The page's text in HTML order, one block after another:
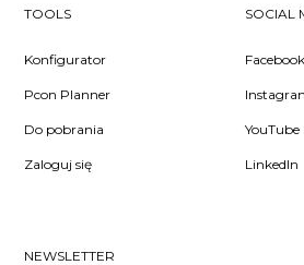
TOOLS
Konfigurator
Pcon Planner
Do pobrania
Zaloguj się
SOCIAL
Facebook
YouTube
LinkedIn
NEWSLETTER